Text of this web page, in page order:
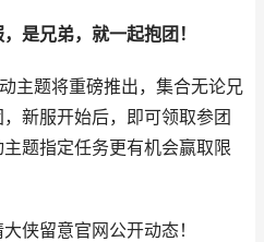
是兄弟，就一起抱团！
主题将重磅推出，集合无论兄
新服开始后，即可领取参团
题指定任务更有机会赢取限
侠留意官网公开动态！